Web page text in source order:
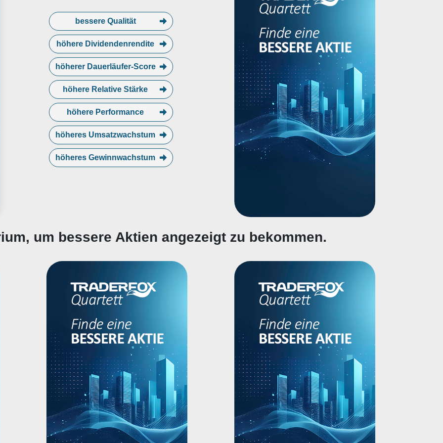
bessere Qualität
höhere Dividendenrendite
höherer Dauerläufer-Score
höhere Relative Stärke
höhere Performance
höheres Umsatzwachstum
höheres Gewinnwachstum
um bessere Aktien angezeigt zu bekommen.